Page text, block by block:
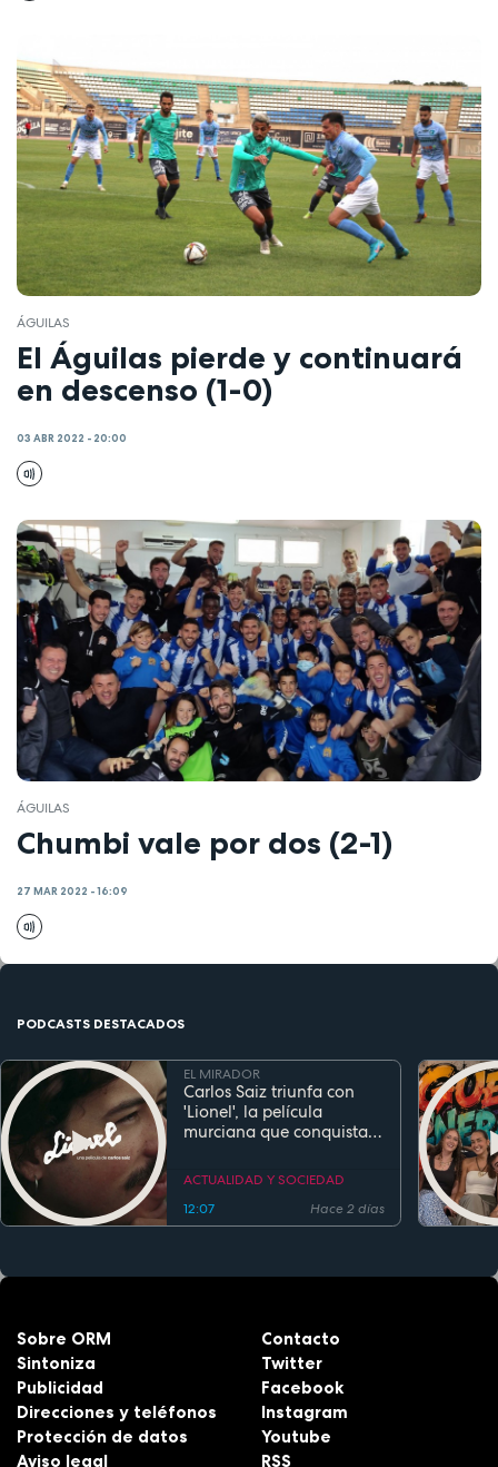
ÁGUILAS
El Águilas pierde y continuará
en descenso (1-0)
03 ABR 2022 - 20:00
ÁGUILAS
Chumbi vale por dos (2-1)
27 MAR 2022 - 16:09
PODCASTS DESTACADOS
EL MIRADOR
Carlos Saiz triunfa con
'Lionel', la película
murciana que conquista
estreno
ACTUALIDAD Y SOCIEDAD
12:07
Hace 2 días
Sobre ORM
Sintoniza
Publicidad
Direcciones y teléfonos
Protección de datos
Aviso legal
Contacto
Twitter
Facebook
Instagram
Youtube
RSS